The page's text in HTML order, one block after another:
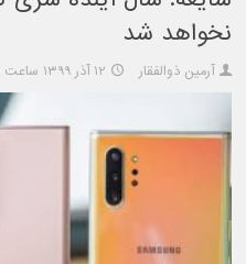
نخواهد شد
آرمین ذوالفقار ۱۲ آذر ۱۳۹۹ ساعت ۱۸:۴۱